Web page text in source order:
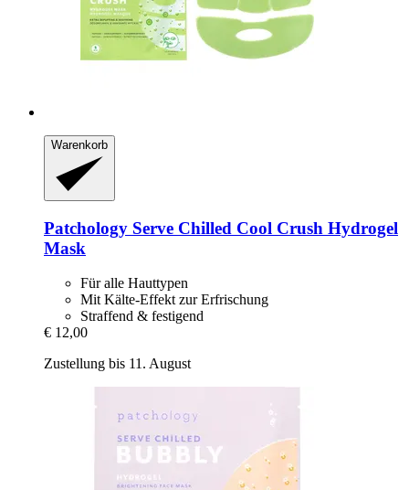
Warenkorb
Patchology Serve Chilled Cool Crush Hydrogel
Mask
Für alle Hauttypen
Mit Kälte-Effekt zur Erfrischung
Straffend & festigend
€ 12,00
Zustellung bis 11. August